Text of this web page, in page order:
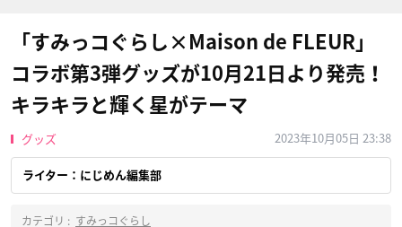
「すみっコぐらし×Maison de FLEUR」
コラボ第3弾グッズが10月21日より発売！
キラキラと輝く星がテーマ
グッズ 2023年10月05日 23:38
ライター：にじめん編集部
カテゴリ : すみっコぐらし